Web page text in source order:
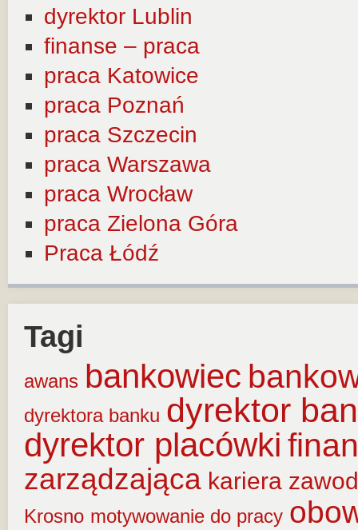
dyrektor Lublin
finanse – praca
praca Katowice
praca Poznań
praca Szczecin
praca Warszawa
praca Wrocław
praca Zielona Góra
Praca Łódź
Tagi
awans bankowiec
dyrektora banku dyrektor
dyrektor placówki
zarządzająca kariera
Krosno motywowanie do pracy